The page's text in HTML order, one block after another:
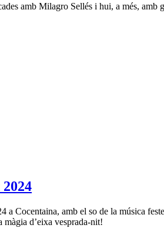
amb Milagro Sellés i hui, a més,
Cocentaina, amb el so de la música
d’eixa vesprada-nit!